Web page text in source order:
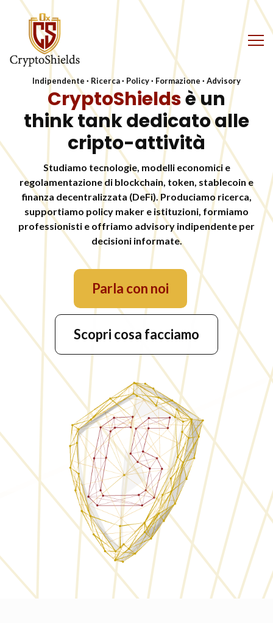
Indipendente · Ricerca · Policy · Formazione · Advisory
CryptoShieldsè un
think tank dedicato alle
cripto-attività
Studiamo tecnologie, modelli economici e
regolamentazione di blockchain, token, stablecoin e
finanza decentralizzata (DeFi). Produciamo ricerca,
supportiamo policy maker e istituzioni, formiamo
professionisti e offriamo advisory indipendente per
decisioni informate.
Parla con noi
Scopri cosa facciamo